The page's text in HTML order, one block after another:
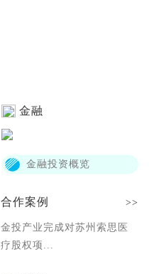
金融
金融投资概览
合作案例 >>
金投产业完成对苏州索思医
疗股权项...